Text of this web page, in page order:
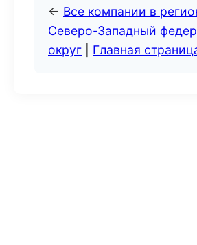
← Все компании в
Северо-Западный
округ
Главная